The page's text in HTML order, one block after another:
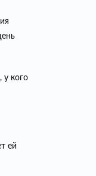
кого
ей